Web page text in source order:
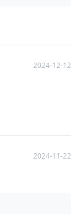
2024-12-12
2024-11-22